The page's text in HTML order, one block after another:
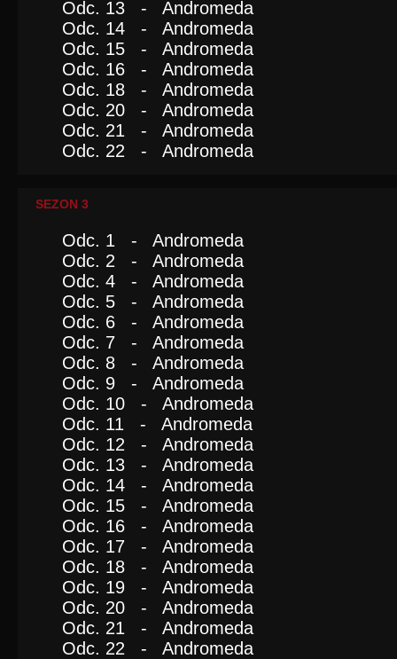
Odc. 13 - Andromeda
Odc. 14 - Andromeda
Odc. 15 - Andromeda
Odc. 16 - Andromeda
Odc. 18 - Andromeda
Odc. 20 - Andromeda
Odc. 21 - Andromeda
Odc. 22 - Andromeda
SEZON 3
Odc. 1 - Andromeda
Odc. 2 - Andromeda
Odc. 4 - Andromeda
Odc. 5 - Andromeda
Odc. 6 - Andromeda
Odc. 7 - Andromeda
Odc. 8 - Andromeda
Odc. 9 - Andromeda
Odc. 10 - Andromeda
Odc. 11 - Andromeda
Odc. 12 - Andromeda
Odc. 13 - Andromeda
Odc. 14 - Andromeda
Odc. 15 - Andromeda
Odc. 16 - Andromeda
Odc. 17 - Andromeda
Odc. 18 - Andromeda
Odc. 19 - Andromeda
Odc. 20 - Andromeda
Odc. 21 - Andromeda
Odc. 22 - Andromeda